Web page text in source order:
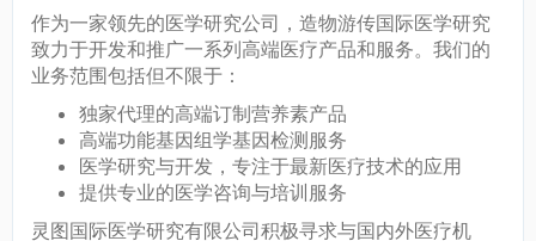
作为一家领先的医学研究公司，造物游传​国际医学研究
致力于开发和推广一系列高端医疗产品和服务。我们的
业务范围包括但不限于：
独家代理的高端订制营养素产品
高端功能基因组学基因检测服务
医学研究与开发，专注于最新医疗技术的应用
提供专业的医学咨询与培训服务
灵图​国际医学研究有限公司积极寻求与国内外医疗机